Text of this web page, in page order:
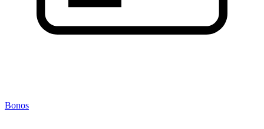
Bonos